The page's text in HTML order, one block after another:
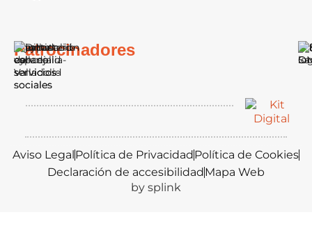
Patrocinadores
Aviso Legal Política de Privacidad Política de Cookies
Declaración de accesibilidad Mapa Web
by splink